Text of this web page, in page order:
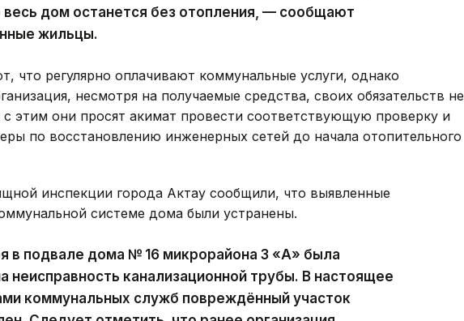
весь дом останется без отопления, — сообщают
жильцы.
что регулярно оплачивают коммунальные услуги, однако
несмотря на получаемые средства, своих обязательств не
с этим они просят акимат провести соответствующую проверку и
по восстановлению инженерных сетей до начала отопительного
инспекции города Актау сообщили, что выявленные
системе дома были устранены.
в подвале дома № 16 микрорайона 3 «А» была
неисправность канализационной трубы. В настоящее
коммунальных служб повреждённый участок